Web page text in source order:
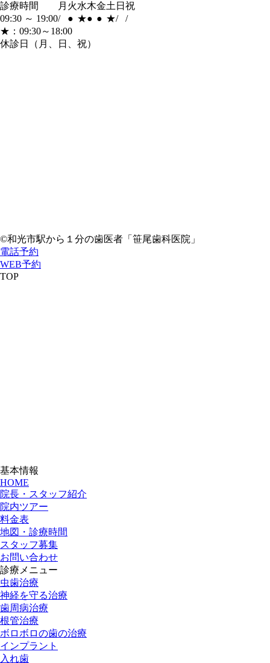
診療時間
月 火水木金土日 祝
09:30 ～ 19:00/ ● ★● ● ★/
/
★：09:30～18:00
休診日（月、日、祝）
©和光市駅から１分の歯医者「笹尾歯科医院」
電話予約
WEB予約
TOP
基本情報
HOME
院長・スタッフ紹介
院内ツアー
料金表
地図・診療時間
スタッフ募集
お問い合わせ
診療メニュー
虫歯治療
神経を守る治療
歯周病治療
根管治療
ボロボロの歯の治療
インプラント
入れ歯